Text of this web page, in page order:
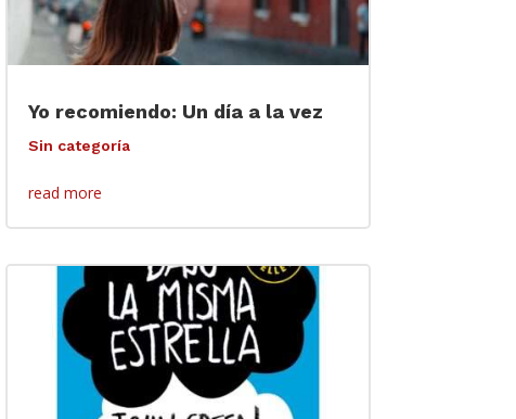
Yo recomiendo: Un día a la vez
Sin categoría
read more